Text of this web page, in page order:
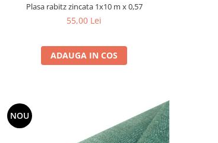
Plasa rabitz zincata 1x10 m x 0,57
55,00 Lei
ADAUGA IN COS
NOU